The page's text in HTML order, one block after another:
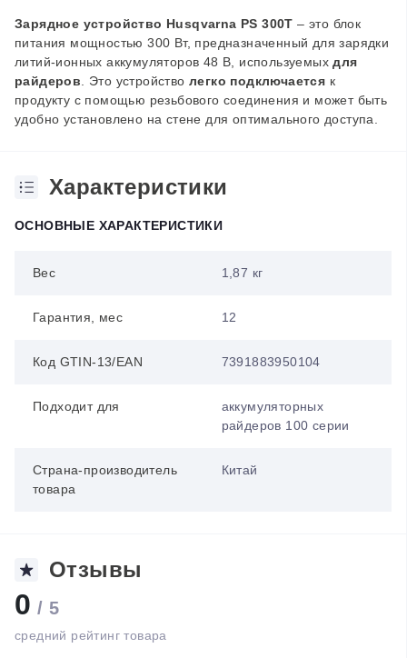
Зарядное устройство Husqvarna PS 300T – это блок
питания мощностью 300 Вт, предназначенный для зарядки
литий-ионных аккумуляторов 48 В, используемыхдля
райдеров . Это устройстволегко подключается к
продукту с помощью резьбового соединения и может быть
удобно установлено на стене для оптимального доступа.
Характеристики
ОСНОВНЫЕ ХАРАКТЕРИСТИКИ
Вес 1,87 кг
Гарантия, мес 12
Код GTIN-13/EAN 7391883950104
Подходит для
аккумуляторных
райдеров 100 серии
Страна-производитель
товара
Китай
Отзывы
0 / 5
средний рейтинг товара